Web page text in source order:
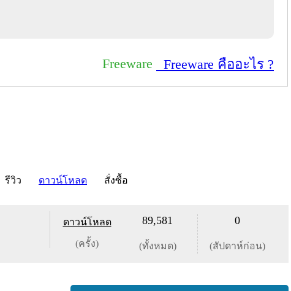
Freeware Freeware คืออะไร ?
รีวิว ดาวน์โหลด สั่งซื้อ
ดาวน์โหลด
(ครั้ง)
89,581
(ทั้งหมด)
0
(สัปดาห์ก่อน)